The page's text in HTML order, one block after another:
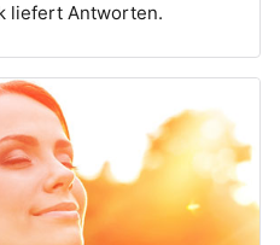
liefert Antworten.